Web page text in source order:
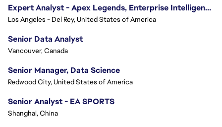
Expert Analyst - Apex Legends, Enterprise Intelligence (EI)
Los Angeles - Del Rey, United States of America
Senior Data Analyst
Vancouver, Canada
Senior Manager, Data Science
Redwood City, United States of America
Senior Analyst - EA SPORTS
Shanghai, China